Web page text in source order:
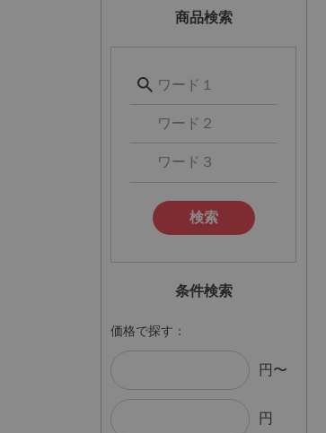
商品検索
検索
条件検索
価格で探す：
円〜
円